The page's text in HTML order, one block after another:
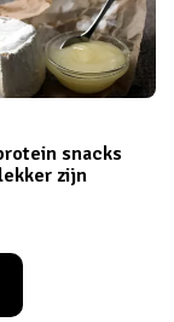
snacks
zijn